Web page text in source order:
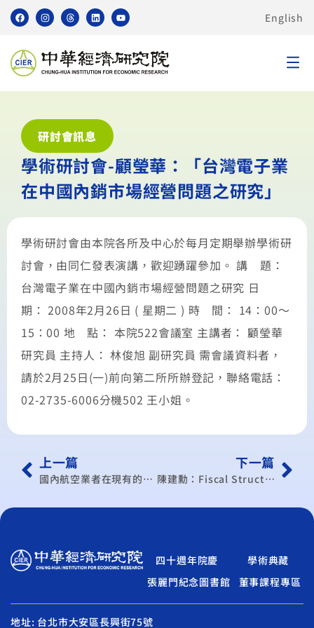
English
研討會訊息
學術研討會-顧瑩華：「台灣電子業
在中國內銷市場經營問題之研究」
學術研討會由本院各所及中心於每月定期舉辦學術研
討會，由同仁發表演講，歡迎踴躍參加。 講 題：
台灣電子業在中國內銷市場經營問題之研究 日
期： 2008年2月26日 ( 星期二 ) 時 間： 14：00～
15：00 地 點： 本院522會議室 主講者： 顧瑩華
研究員 主持人： 林俊旭 副研究員 需會議資料者，
請於2月25日(一)前向第二所所辦登記，聯絡電話：
02-2735-6006分機502 王小姐。
上一篇
國內航空業者在現有的困境下如何突圍–復興航空的經驗 講座
下一篇
陳建勳：Fiscal Structures and Regional Economic Growth: Evidence from China’s Fiscal Contract System
四十週年院慶
學術典藏
張麗門紀念圖書館
董事課程專區
地址: 台北市大安區長興街75號